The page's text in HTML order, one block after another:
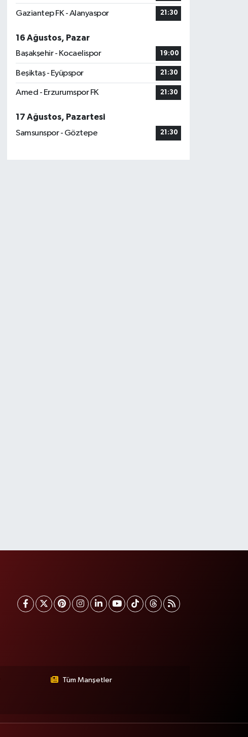
Gaziantep FK - Alanyaspor 21:30
16 Ağustos, Pazar
Başakşehir - Kocaelispor
19:00
Beşiktaş - Eyüpspor 21:30
Amed - Erzurumspor FK 21:30
17 Ağustos, Pazartesi
Samsunspor - Göztepe
21:30
Tüm Manşetler